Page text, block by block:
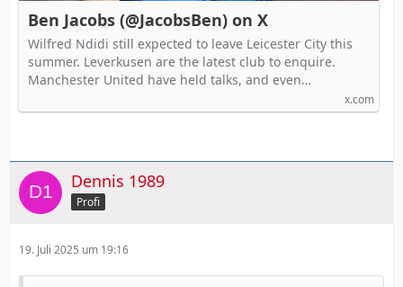
Ben Jacobs (@JacobsBen) on X
Wilfred Ndidi still expected to leave Leicester City this
summer. Leverkusen are the latest club to enquire.
Manchester United have held talks, and even…
x.com
Dennis 1989
Profi
19. Juli 2025 um 19:16